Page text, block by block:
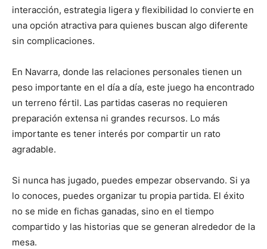
interacción, estrategia ligera y flexibilidad lo convierte en
una opción atractiva para quienes buscan algo diferente
sin complicaciones.
En Navarra, donde las relaciones personales tienen un
peso importante en el día a día, este juego ha encontrado
un terreno fértil. Las partidas caseras no requieren
preparación extensa ni grandes recursos. Lo más
importante es tener interés por compartir un rato
agradable.
Si nunca has jugado, puedes empezar observando. Si ya
lo conoces, puedes organizar tu propia partida. El éxito
no se mide en fichas ganadas, sino en el tiempo
compartido y las historias que se generan alrededor de la
mesa.